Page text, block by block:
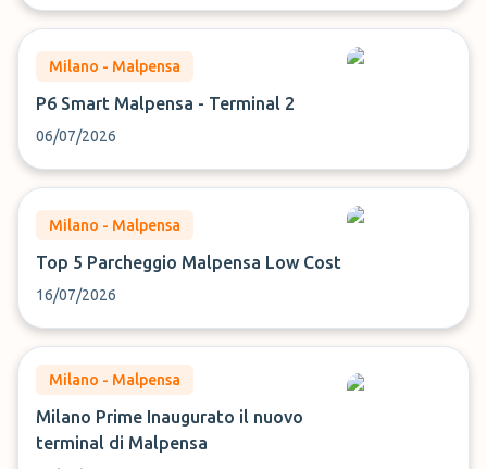
Milano - Malpensa
P6 Smart Malpensa - Terminal 2
06/07/2026
Milano - Malpensa
Top 5 Parcheggio Malpensa Low Cost
16/07/2026
Milano - Malpensa
Milano Prime Inaugurato il nuovo
terminal di Malpensa